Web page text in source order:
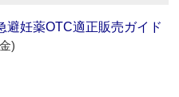
避妊薬OTC適正販売ガイド
)